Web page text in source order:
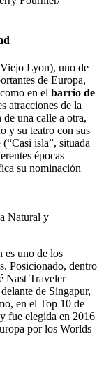
Lyon), uno de
de Europa,
en el barrio de
atracciones de la
de una calle a otra,
y su teatro con sus
isla”, situada
épocas
su nominación
Natural y
es uno de los
Posicionado, dentro
Nast Traveler
de Singapur,
en el Top 10 de
fue elegida en 2016
por los Worlds